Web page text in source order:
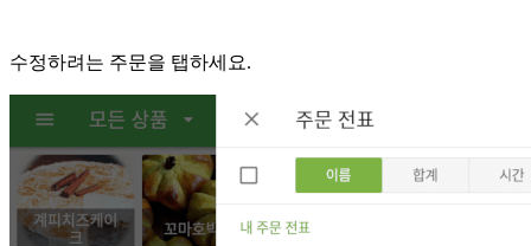
수정하려는 주문을 탭하세요.